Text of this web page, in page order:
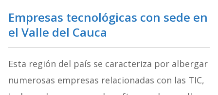
Empresas tecnológicas con sede en
el Valle del Cauca
Esta región del país se caracteriza por albergar
numerosas empresas relacionadas con las TIC,